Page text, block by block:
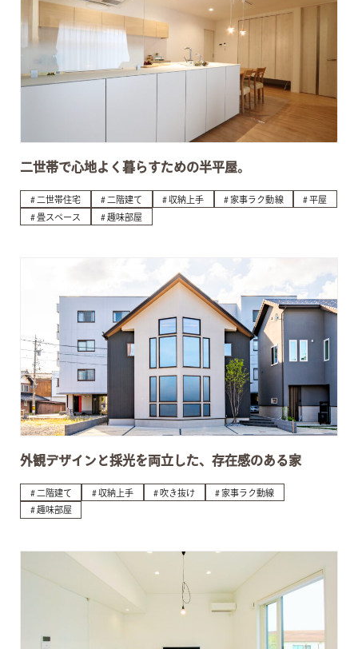
二世帯で心地よく暮らすための半平屋。
二世帯住宅 二階建て 収納上手 家事ラク動線
平屋
畳スペース
趣味部屋
外観デザインと採光を両立した、存在感のある家
二階建て 収納上手 吹き抜け
家事ラク動線
趣味部屋